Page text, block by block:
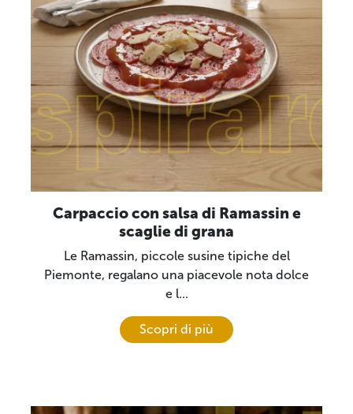
Carpaccio con salsa di Ramassin e
scaglie di grana
Le Ramassin, piccole susine tipiche del
Piemonte, regalano una piacevole nota dolce
e l...
Scopri di più